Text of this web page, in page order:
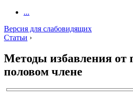
...
Версия для слабовидящих
Статьи ›
Методы избавления от
половом члене